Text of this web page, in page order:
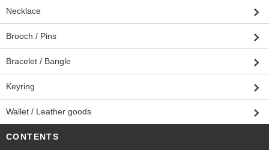
Necklace
Brooch / Pins
Bracelet / Bangle
Keyring
Wallet / Leather goods
CONTENTS